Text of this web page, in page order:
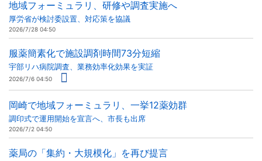
地域フォーミュラリ、研修や調査実施へ
厚労省が検討委設置、対応策を協議
2026/7/28 04:50
服薬簡素化で施設調剤時間73分短縮
宇部リハ病院調査、業務効率化効果を実証
2026/7/6 04:50
岡崎で地域フォーミュラリ、一挙12薬効群
調印式で運用開始を宣言へ、市長も出席
2026/7/2 04:50
薬局の「集約・大規模化」を再び提言